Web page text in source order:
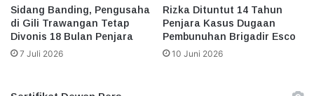
Sidang Banding, Pengusaha
di Gili Trawangan Tetap
Divonis 18 Bulan Penjara
7 Juli 2026
Rizka Dituntut 14 Tahun
Penjara Kasus Dugaan
Pembunuhan Brigadir Esco
10 Juni 2026